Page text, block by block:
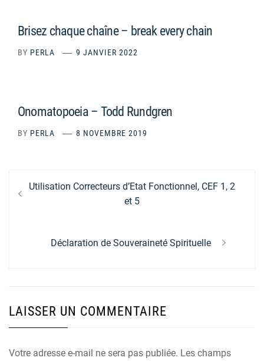
Brisez chaque chaîne – break every chain
BY PERLA 9 JANVIER 2022
Onomatopoeia – Todd Rundgren
BY PERLA 8 NOVEMBRE 2019
Navigation
de
Previous
Utilisation Correcteurs d’Etat Fonctionnel, CEF 1, 2
et 5
Next
Déclaration de Souveraineté Spirituelle
LAISSER UN COMMENTAIRE
Votre adresse e-mail ne sera pas publiée. Les champs